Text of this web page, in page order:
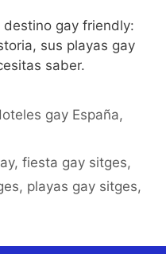
destino gay friendly:
sus playas gay
saber.
gay España,
,fiesta gay sitges,
, playas gay sitges,